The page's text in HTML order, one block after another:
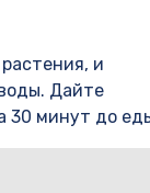
и
Дайте
30 минут до